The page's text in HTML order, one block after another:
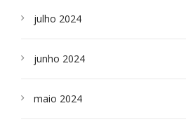
julho 2024
junho 2024
maio 2024